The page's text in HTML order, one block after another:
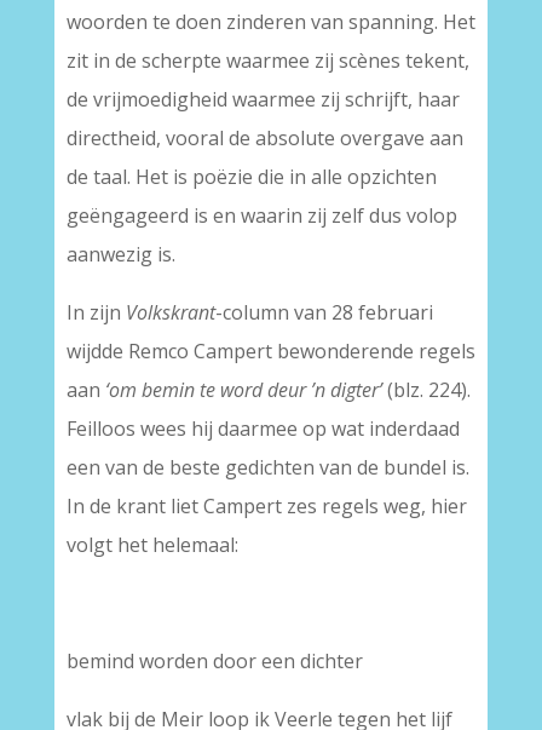
woorden te doen zinderen van spanning. Het
zit in de scherpte waarmee zij scènes tekent,
de vrijmoedigheid waarmee zij schrijft, haar
directheid, vooral de absolute overgave aan
de taal. Het is poëzie die in alle opzichten
geëngageerd is en waarin zij zelf dus volop
aanwezig is.
In zijn Volkskrant-column van 28 februari
wijdde Remco Campert bewonderende regels
aan ‘om bemin te word deur ’n digter’(blz. 224).
Feilloos wees hij daarmee op wat inderdaad
een van de beste gedichten van de bundel is.
In de krant liet Campert zes regels weg, hier
volgt het helemaal:
bemind worden door een dichter
vlak bij de Meir loop ik Veerle tegen het lijf